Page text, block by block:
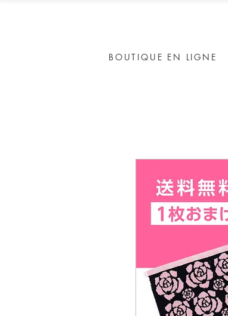
BOUTIQUE EN LIGNE